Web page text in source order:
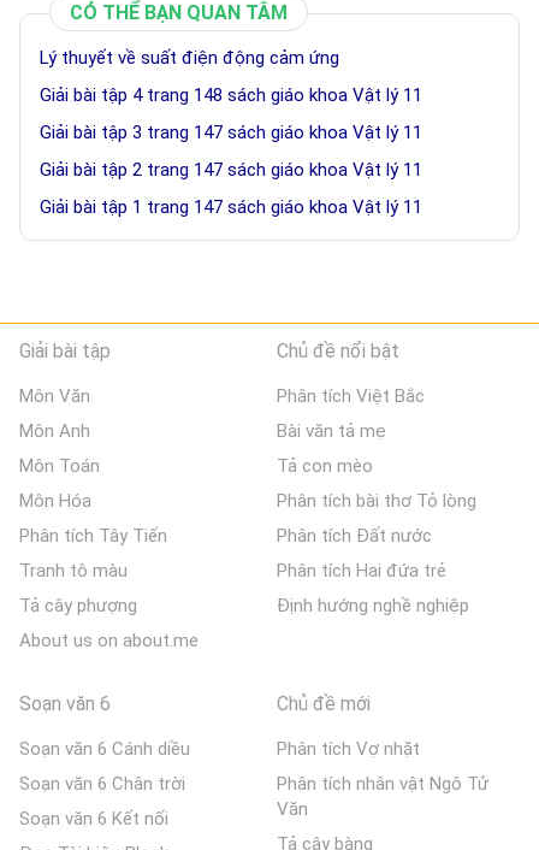
CÓ THỂ BẠN QUAN TÂM
Lý thuyết về suất điện động cảm ứng
Giải bài tập 4 trang 148 sách giáo khoa Vật lý 11
Giải bài tập 3 trang 147 sách giáo khoa Vật lý 11
Giải bài tập 2 trang 147 sách giáo khoa Vật lý 11
Giải bài tập 1 trang 147 sách giáo khoa Vật lý 11
Giải bài tập
Môn Văn
Môn Anh
Môn Toán
Môn Hóa
Phân tích Tây Tiến
Tranh tô màu
Tả cây phượng
About us on about.me
Chủ đề nổi bật
Phân tích Việt Bắc
Bài văn tả mẹ
Tả con mèo
Phân tích bài thơ Tỏ lòng
Phân tích Đất nước
Phân tích Hai đứa trẻ
Định hướng nghề nghiệp
Soạn văn 6
Soạn văn 6 Cánh diều
Soạn văn 6 Chân trời
Soạn văn 6 Kết nối
Chủ đề mới
Phân tích Vợ nhặt
Phân tích nhân vật Ngô Tử
Văn
Tả cây bàng